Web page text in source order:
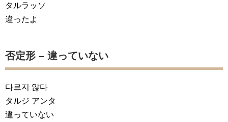
タルラッソ
違ったよ
否定形 – 違っていない
다르지 않다
タルジ アンタ
違っていない